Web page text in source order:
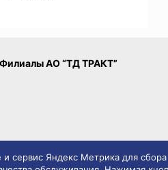
и сервис Яндекс Метрика для
Филиалы АО “ТД ТРАКТ”